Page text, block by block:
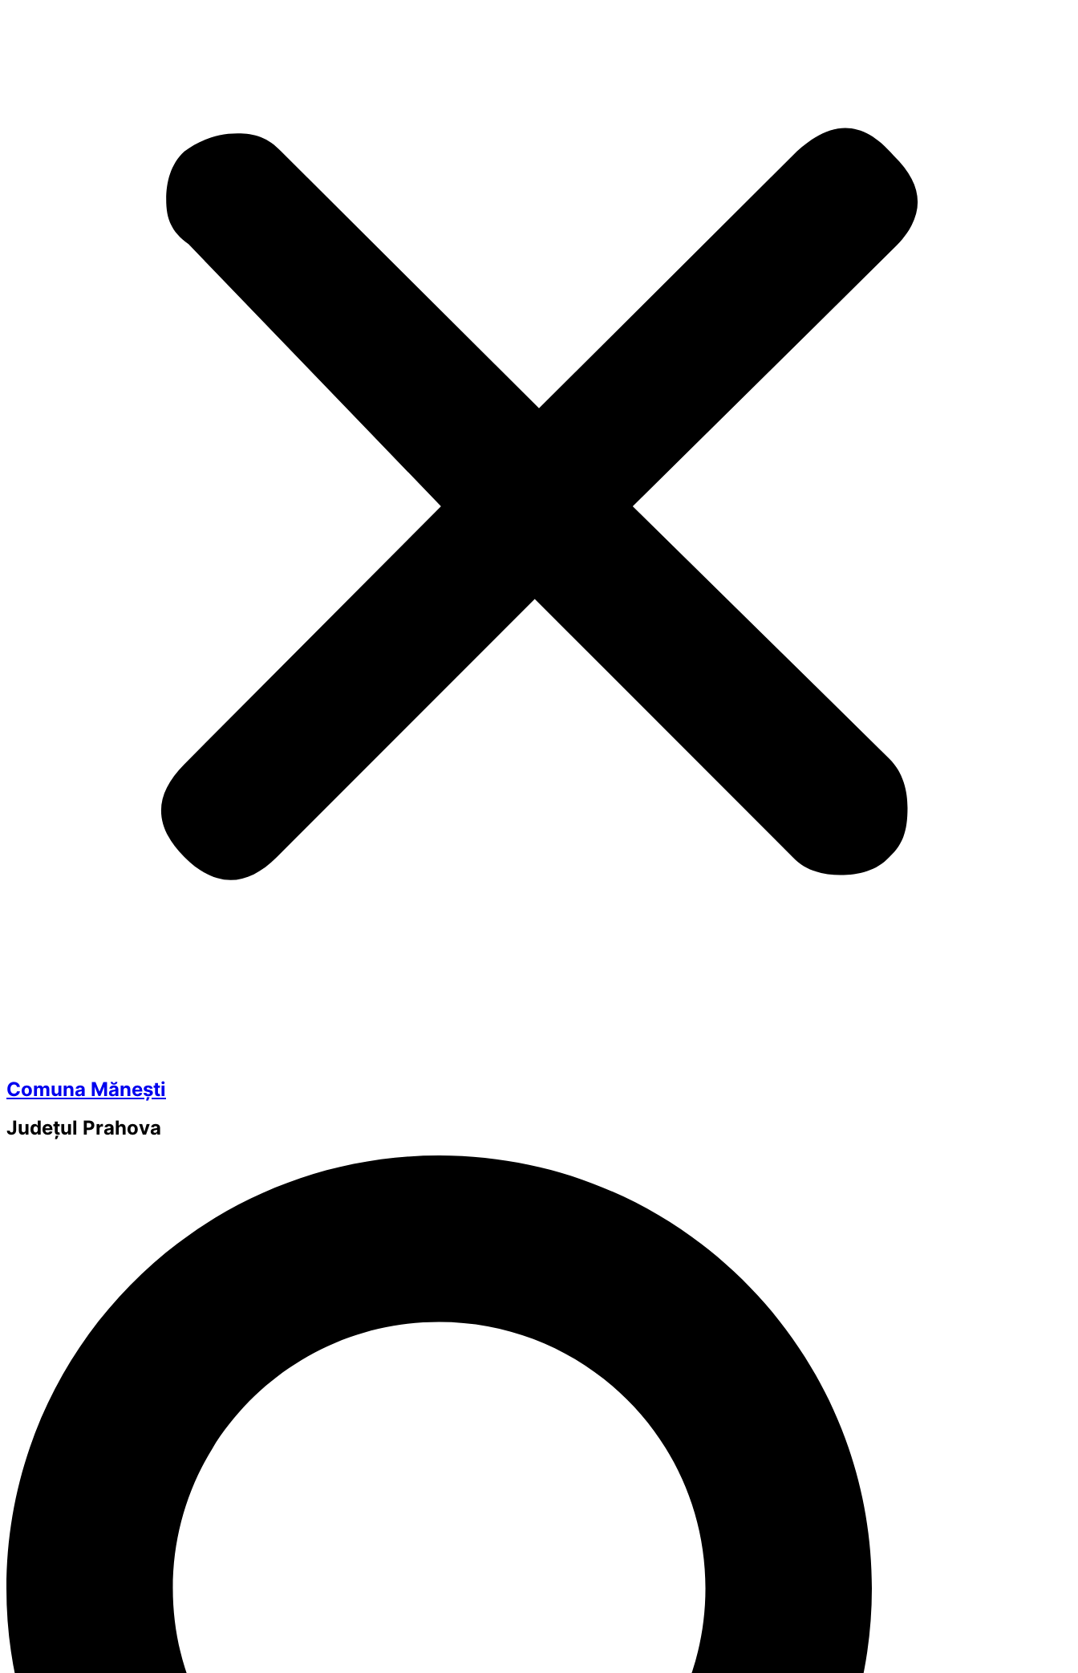
Comuna Mănești
Județul Prahova